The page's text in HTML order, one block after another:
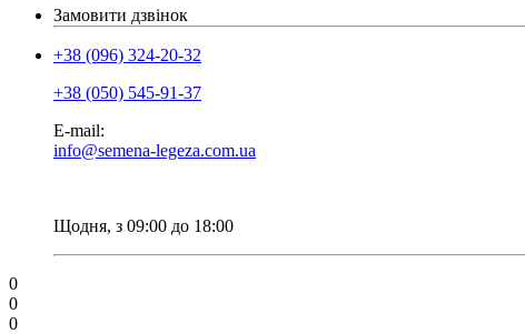
Замовити дзвінок
+38 (096) 324-20-32
+38 (050) 545-91-37
E-mail:
info@semena-legeza.com.ua
Щодня, з 09:00 до 18:00
0
0
0